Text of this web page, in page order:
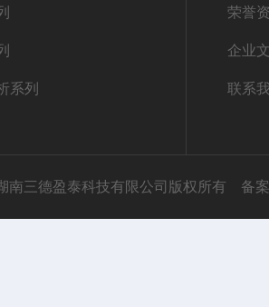
系列
荣誉
企业
联系
南三德盈泰科技有限公司版权所有 备